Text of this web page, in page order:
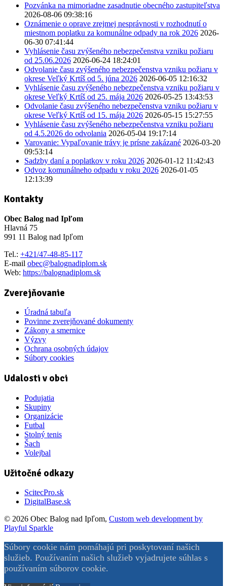
Pozvánka na mimoriadne zasadnutie obecného zastupiteľstva
2026-08-06 09:38:16
Oznámenie o oprave zrejmej nesprávnosti v rozhodnutí o
miestnom poplatku za komunálne odpady na rok 2026 2026-
06-30 07:41:44
Vyhlásenie času zvýšeného nebezpečenstva vzniku požiaru
od 25.06.2026 2026-06-24 18:24:01
Odvolanie času zvýšeného nebezpečenstva vzniku požiaru v
okrese Veľký Krtíš od 5. júna 2026 2026-06-05 12:16:32
Vyhlásenie času zvýšeného nebezpečenstva vzniku požiaru v
okrese Veľký Krtíš od 25. mája 2026 2026-05-25 13:43:53
Odvolanie času zvýšeného nebezpečenstva vzniku požiaru v
okrese Veľký Krtíš od 15. mája 2026 2026-05-15 15:27:55
Vyhlásenie času zvýšeného nebezpečenstva vzniku požiaru
od 4.5.2026 do odvolania 2026-05-04 19:17:14
Varovanie: Vypaľovanie trávy je prísne zakázané 2026-03-20
09:53:14
Sadzby daní a poplatkov v roku 2026 2026-01-12 11:42:43
Odvoz komunálneho odpadu v roku 2026 2026-01-05
12:13:39
Kontakty
Obec Balog nad Ipľom
Hlavná 75
991 11 Balog nad Ipľom
Tel.: +421/47-48-85-117
E-mail obec@balognadiplom.sk
Web: https://balognadiplom.sk
Zverejňovanie
Úradná tabuľa
Povinne zverejňované dokumenty
Zákony a smernice
Výzvy
Ochrana osobných údajov
Súbory cookies
Udalosti v obci
Podujatia
Skupiny
Organizácie
Futbal
Stolný tenis
Šach
Volejbal
Užitočné odkazy
ScitecPro.sk
DigitalBase.sk
© 2026 Obec Balog nad Ipľom, Custom web development by
Playful Sparkle
Súbory cookie nám pomáhajú pri poskytovaní našich
služieb. Používaním našich služieb vyjadrujete súhlas s
používaním súborov cookie.